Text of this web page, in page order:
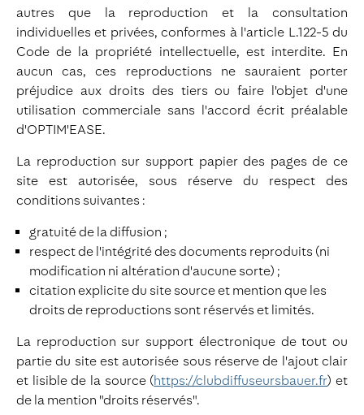
autres que la reproduction et la consultation
individuelles et privées, conformes à l'article L.122-5 du
Code de la propriété intellectuelle, est interdite. En
aucun cas, ces reproductions ne sauraient porter
préjudice aux droits des tiers ou faire l'objet d'une
utilisation commerciale sans l'accord écrit préalable
d'OPTIM'EASE.
La reproduction sur support papier des pages de ce
site est autorisée, sous réserve du respect des
conditions suivantes :
gratuité de la diffusion ;
respect de l'intégrité des documents reproduits (ni
modification ni altération d'aucune sorte) ;
citation explicite du site source et mention que les
droits de reproductions sont réservés et limités.
La reproduction sur support électronique de tout ou
partie du site est autorisée sous réserve de l'ajout clair
et lisible de la source (https://clubdiffuseursbauer.fr) et
de la mention "droits réservés".